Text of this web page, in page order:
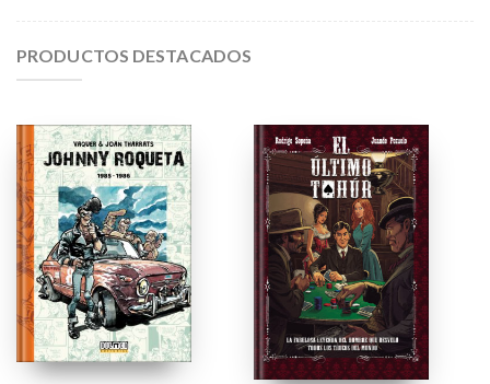
PRODUCTOS DESTACADOS